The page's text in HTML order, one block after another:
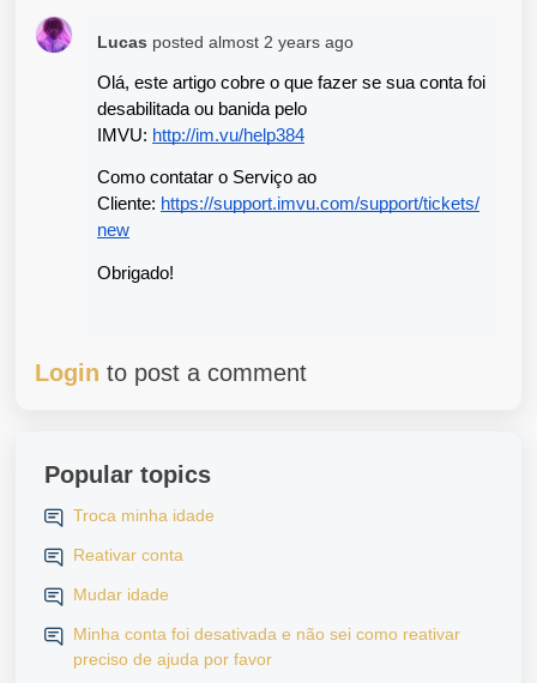
Lucas posted almost 2 years ago
Olá, este artigo cobre o que fazer se sua conta foi
desabilitada ou banida pelo
IMVU: http://im.vu/help384
Como contatar o Serviço ao
Cliente: https://support.imvu.com/support/tickets/
new
Obrigado!
Login to post a comment
Popular topics
Troca minha idade
Reativar conta
Mudar idade
Minha conta foi desativada e não sei como reativar
preciso de ajuda por favor